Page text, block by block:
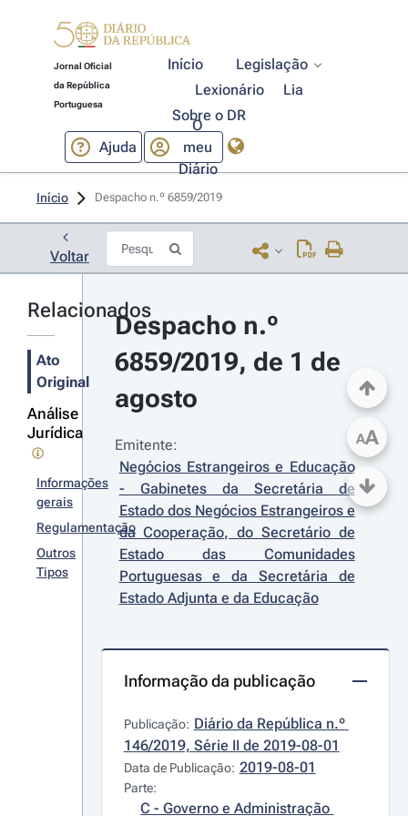
Jornal Oficial
da República
Portuguesa
Início
Legislação
Lexionário
Lia
Sobre o DR
Ajuda
O
meu
Diário
Início Despacho n.º 6859/2019
Voltar
Relacionados
Ato
Original
Análise
Jurídica
Informações
gerais
Regulamentação
Outros
Tipos
Despacho n.º
6859/2019, de 1 de
agosto
Emitente:
Negócios Estrangeiros e Educação
- Gabinetes da Secretária de
Estado dos Negócios Estrangeiros e
da Cooperação, do Secretário de
Estado das Comunidades
Portuguesas e da Secretária de
Estado Adjunta e da Educação
Informação da publicação
Publicação: Diário da República n.º
146/2019, Série II de 2019-08-01
Data de Publicação: 2019-08-01
Parte:
C - Governo e Administração
AA